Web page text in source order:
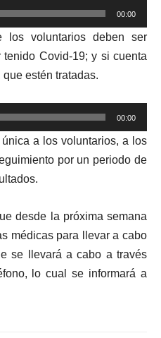
00:00
los voluntarios deben ser
Covid-19; y si cuenta
estén tratadas.
00:00
a los voluntarios, a los
por un periodo de
desde la próxima semana
médicas para llevar a cabo
se llevará a cabo a través
lo cual se informará a